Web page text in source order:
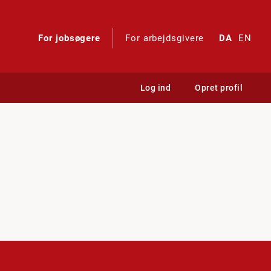
For jobsøgere For arbejdsgivere DA EN
Log ind Opret profil